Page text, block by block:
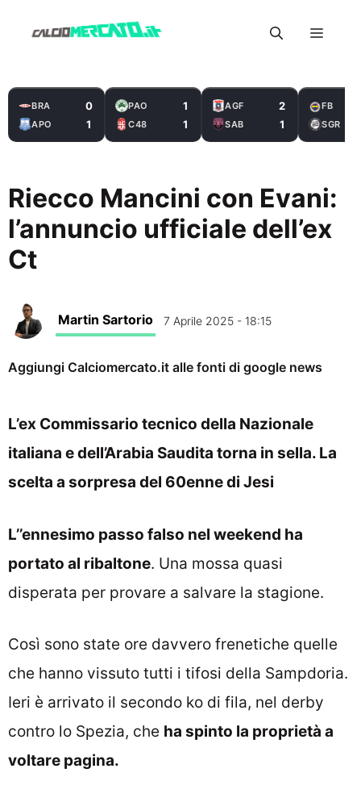
Menu
BRA 0
APO 1
PAO 1
C48 1
AGF 2
SAB 1
FB
SGR
Riecco Mancini con Evani:
l’annuncio ufficiale dell’ex
Ct
Martin Sartorio 7 Aprile 2025 - 18:15
Aggiungi Calciomercato.it alle fonti di google news
L’ex Commissario tecnico della Nazionale
italiana e dell’Arabia Saudita torna in sella. La
scelta a sorpresa del 60enne di Jesi
L’’ennesimo passo falso nel weekend ha
portato al ribaltone. Una mossa quasi
disperata per provare a salvare la stagione.
Così sono state ore davvero frenetiche quelle
che hanno vissuto tutti i tifosi della Sampdoria.
Ieri è arrivato il secondo ko di fila, nel derby
contro lo Spezia, che ha spinto la proprietà a
voltare pagina.